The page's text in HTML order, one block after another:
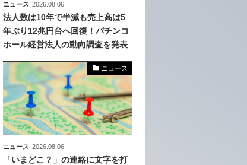
ニュース 2026.08.06
法人数は10年で半減も売上高は5
年ぶり12兆円台へ回復！パチンコ
ホール経営法人の動向調査を発表
ニュース
ニュース 2026.08.06
「いまどこ？」の連絡に文字を打